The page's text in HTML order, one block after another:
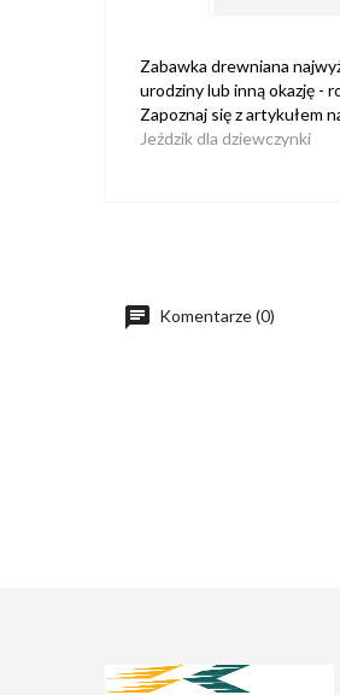
Zabawka drewniana
urodziny lub inną okazję -
Zapoznaj się z artykułem
Jeździk dla dziewczynki
Komentarze (0)